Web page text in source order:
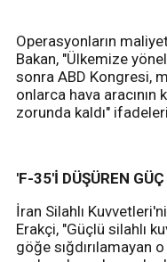
Operasyonların
Bakan, "Ülkemize
sonra ABD Kongresi,
onlarca hava
zorunda kaldı"
'F-35'İ DÜŞÜREN
İran Silahlı
Erakçi, "Güçlü silahlı
göğe sığdırılamayan